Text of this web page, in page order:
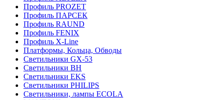
Профиль PROZET
Профиль ПАРСЕК
Профиль RAUND
Профиль FENIX
Профиль Х-Line
Платформы, Кольца, Обводы
Светильники GX-53
Светильники BH
Светильники EKS
Светильники PHILIPS
Светильники, лампы ECOLA